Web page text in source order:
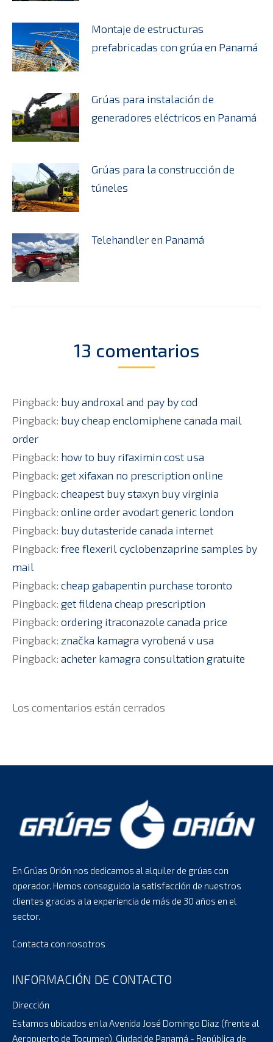
Montaje de estructuras
prefabricadas con grúa en Panamá
Grúas para instalación de
generadores eléctricos en Panamá
Grúas para la construcción de
túneles
Telehandler en Panamá
13 comentarios
Pingback: buy androxal and pay by cod
Pingback: buy cheap enclomiphene canada mail
order
Pingback: how to buy rifaximin cost usa
Pingback: get xifaxan no prescription online
Pingback: cheapest buy staxyn buy virginia
Pingback: online order avodart generic london
Pingback: buy dutasteride canada internet
Pingback: free flexeril cyclobenzaprine samples by
mail
Pingback: cheap gabapentin purchase toronto
Pingback: get fildena cheap prescription
Pingback: ordering itraconazole canada price
Pingback: značka kamagra vyrobená v usa
Pingback: acheter kamagra consultation gratuite
Los comentarios están cerrados
En Grúas Orión nos dedicamos al alquiler de grúas con
operador. Hemos conseguido la satisfacción de nuestros
clientes gracias a la experiencia de más de 30 años en el
sector.
Contacta con nosotros
INFORMACIÓN DE CONTACTO
Dirección
Estamos ubicados en la Avenida José Domingo Diaz (frente al
Aeropuerto de Tocumen). Ciudad de Panamá - República de